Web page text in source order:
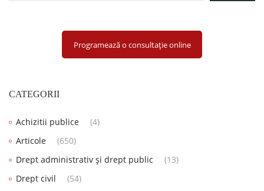
Programează o consultație online
CATEGORII
Achizitii publice
(4)
Articole
(650)
Drept administrativ și drept public
(13)
Drept civil
(54)